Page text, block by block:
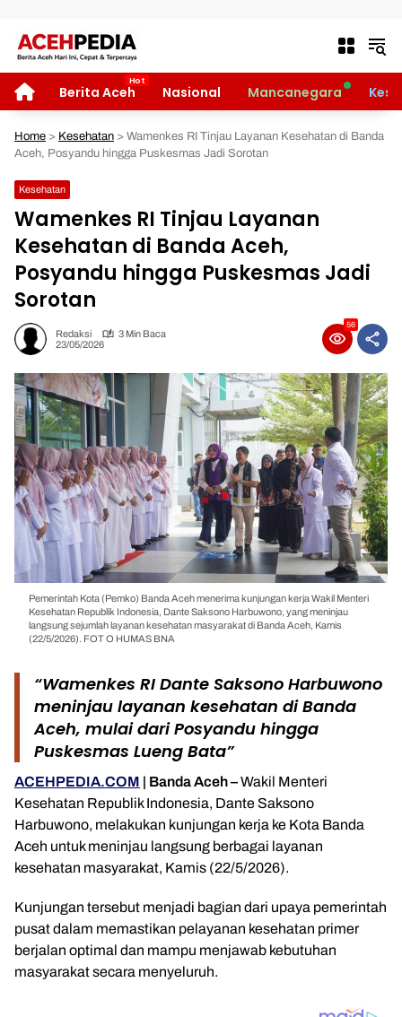
HOMEBerita Aceh Nasional Mancanegara
Home > Kesehatan > Wamenkes RI Tinjau Layanan Kesehatan di Banda
Aceh, Posyandu hingga Puskesmas Jadi Sorotan
Kesehatan
Wamenkes RI Tinjau Layanan
Kesehatan di Banda Aceh,
Posyandu hingga Puskesmas Jadi
Sorotan
Redaksi
3 Min Baca
23/05/2026
56
Pemerintah Kota (Pemko) Banda Aceh menerima kunjungan kerja Wakil Menteri
Kesehatan Republik Indonesia, Dante Saksono Harbuwono, yang meninjau
langsung sejumlah layanan kesehatan masyarakat di Banda Aceh, Kamis
(22/5/2026). FOT O HUMAS BNA
“Wamenkes RI Dante Saksono Harbuwono
meninjau layanan kesehatan di Banda
Aceh, mulai dari Posyandu hingga
Puskesmas Lueng Bata”
ACEHPEDIA.COM | Banda Aceh –Wakil Menteri
Kesehatan Republik Indonesia, Dante Saksono
Harbuwono, melakukan kunjungan kerja ke Kota Banda
Aceh untuk meninjau langsung berbagai layanan
kesehatan masyarakat, Kamis (22/5/2026).
Kunjungan tersebut menjadi bagian dari upaya pemerintah
pusat dalam memastikan pelayanan kesehatan primer
berjalan optimal dan mampu menjawab kebutuhan
masyarakat secara menyeluruh.